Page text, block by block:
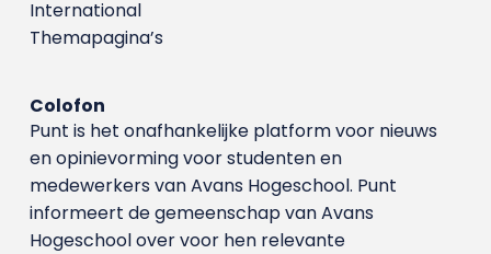
International
Themapagina’s
Colofon
Punt is het onafhankelijke platform voor nieuws
en opinievorming voor studenten en
medewerkers van Avans Hoge­school. Punt
informeert de gemeenschap van Avans
Hogeschool over voor hen relevante